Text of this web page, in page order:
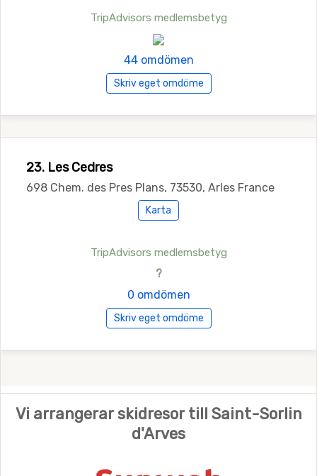
TripAdvisors medlemsbetyg
44 omdömen
Skriv eget omdöme
23. Les Cedres
698 Chem. des Pres Plans, 73530, Arles France
Karta
TripAdvisors medlemsbetyg
?
0 omdömen
Skriv eget omdöme
Vi arrangerar skidresor till Saint-Sorlin
d'Arves